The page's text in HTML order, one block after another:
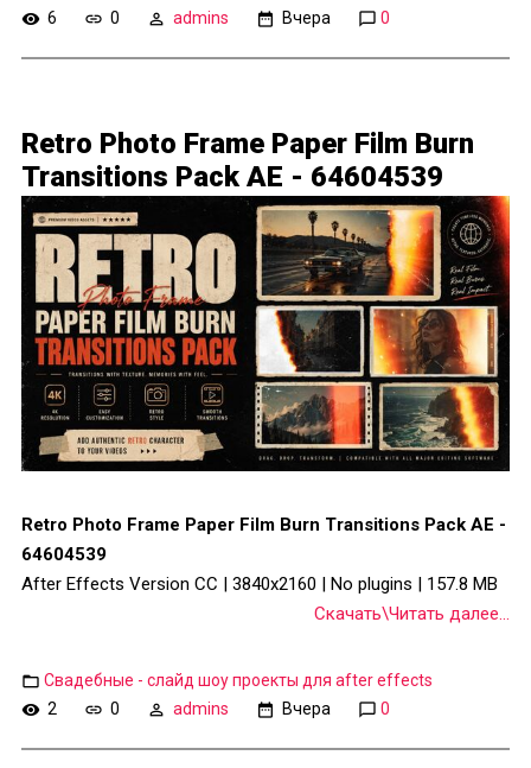
6
0 admins Вчера 0
Retro Photo Frame Paper Film Burn
Transitions Pack AE - 64604539
Retro Photo Frame Paper Film Burn Transitions Pack AE -
64604539
After Effects Version CC | 3840x2160 | No plugins | 157.8 MB
Скачать\Читать далее...
Свадебные - слайд шоу проекты для after effects
2
0 admins Вчера 0